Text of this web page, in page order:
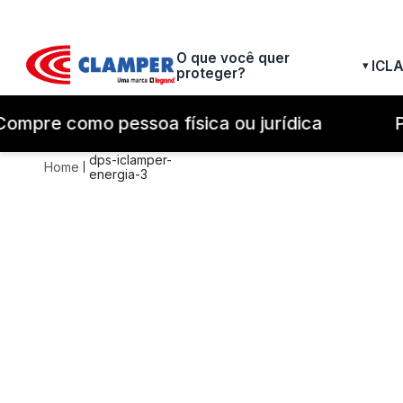
O que você quer
proteger?
▾
como pessoa física ou jurídica
dps-iclamper-
energia-3